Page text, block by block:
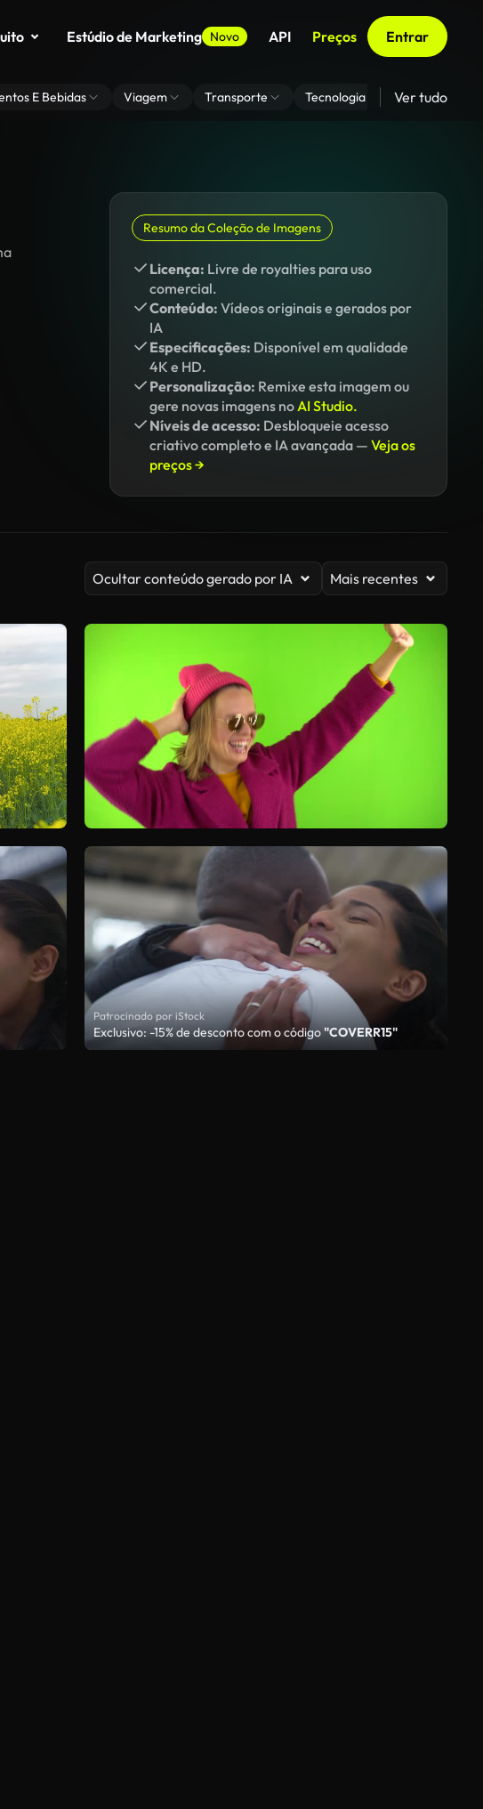
Estúdio de Marketing Novo API Preços Entrar
E Bebidas Viagem Transporte Tecnologia Zoom De
Ver tudo
Resumo da Coleção de Imagens
Licença: Livre de royalties para uso
comercial.
Conteúdo: Vídeos originais e gerados por
IA
Especificações: Disponível em qualidade
4K e HD.
Personalização: Remixe esta imagem ou
gere novas imagens noAI Studio.
Níveis de acesso: Desbloqueie acesso
criativo completo e IA avançada — Veja os
preços →
Ocultar conteúdo gerado por IA Mais recentes
Patrocinado por iStock
Exclusivo: -15% de desconto com o código"COVERR15"